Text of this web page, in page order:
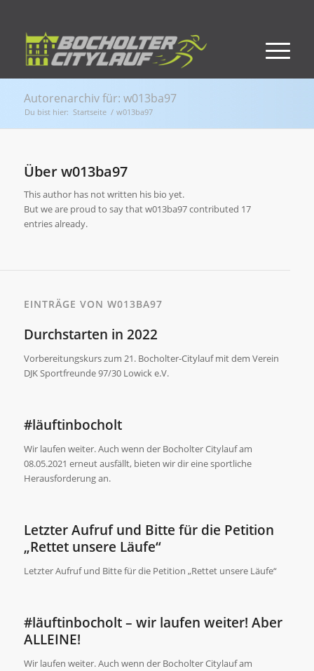
Autorenarchiv für: w013ba97
Du bist hier: Startseite / w013ba97
Überw013ba97
This author has not written his bio yet.
But we are proud to say thatw013ba97contributed 17
entries already.
EINTRÄGE VON W013BA97
Durchstarten in 2022
Vorbereitungskurs zum 21. Bocholter-Citylauf mit dem Verein
DJK Sportfreunde 97/30 Lowick e.V.
#läuftinbocholt
Wir laufen weiter. Auch wenn der Bocholter Citylauf am
08.05.2021 erneut ausfällt, bieten wir dir eine sportliche
Herausforderung an.
Letzter Aufruf und Bitte für die Petition
„Rettet unsere Läufe“
Letzter Aufruf und Bitte für die Petition „Rettet unsere Läufe“
#läuftinbocholt – wir laufen weiter! Aber
ALLEINE!
Wir laufen weiter. Auch wenn der Bocholter Citylauf am